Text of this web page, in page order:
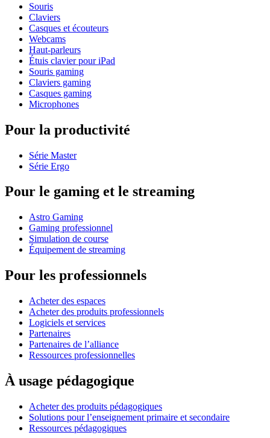
Souris
Claviers
Casques et écouteurs
Webcams
Haut-parleurs
Étuis clavier pour iPad
Souris gaming
Claviers gaming
Casques gaming
Microphones
Pour la productivité
Série Master
Série Ergo
Pour le gaming et le streaming
Astro Gaming
Gaming professionnel
Simulation de course
Équipement de streaming
Pour les professionnels
Acheter des espaces
Acheter des produits professionnels
Logiciels et services
Partenaires
Partenaires de l’alliance
Ressources professionnelles
À usage pédagogique
Acheter des produits pédagogiques
Solutions pour l’enseignement primaire et secondaire
Ressources pédagogiques